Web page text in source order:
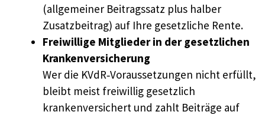
(allgemeiner Beitragssatz plus halber
Zusatzbeitrag) auf Ihre gesetzliche Rente.
Freiwillige Mitglieder in der gesetzlichen
Krankenversicherung
Wer die KVdR‑Voraussetzungen nicht erfüllt,
bleibt meist freiwillig gesetzlich
krankenversichert und zahlt Beiträge auf